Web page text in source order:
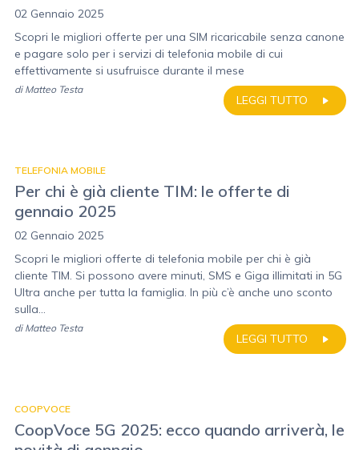
02 Gennaio 2025
Scopri le migliori offerte per una SIM ricaricabile senza canone
e pagare solo per i servizi di telefonia mobile di cui
effettivamente si usufruisce durante il mese
LEGGI TUTTO
di Matteo Testa
TELEFONIA MOBILE
Per chi è già cliente TIM: le offerte di
gennaio 2025
02 Gennaio 2025
Scopri le migliori offerte di telefonia mobile per chi è già
cliente TIM. Si possono avere minuti, SMS e Giga illimitati in 5G
Ultra anche per tutta la famiglia. In più c’è anche uno sconto
sulla...
LEGGI TUTTO
di Matteo Testa
COOPVOCE
CoopVoce 5G 2025: ecco quando arriverà, le